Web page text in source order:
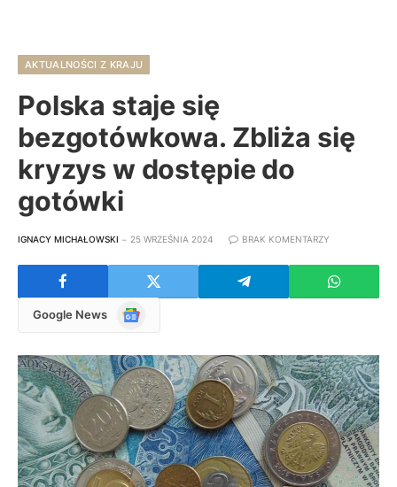
AKTUALNOŚCI Z KRAJU
Polska staje się
bezgotówkowa. Zbliża się
kryzys w dostępie do
gotówki
IGNACY MICHAŁOWSKI 25 WRZEŚNIA 2024 BRAK KOMENTARZY
Google News
Google